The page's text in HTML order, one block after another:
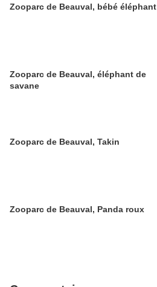
Zooparc de Beauval, bébé éléphant
Zooparc de Beauval, éléphant de
savane
Zooparc de Beauval, Takin
Zooparc de Beauval, Panda roux